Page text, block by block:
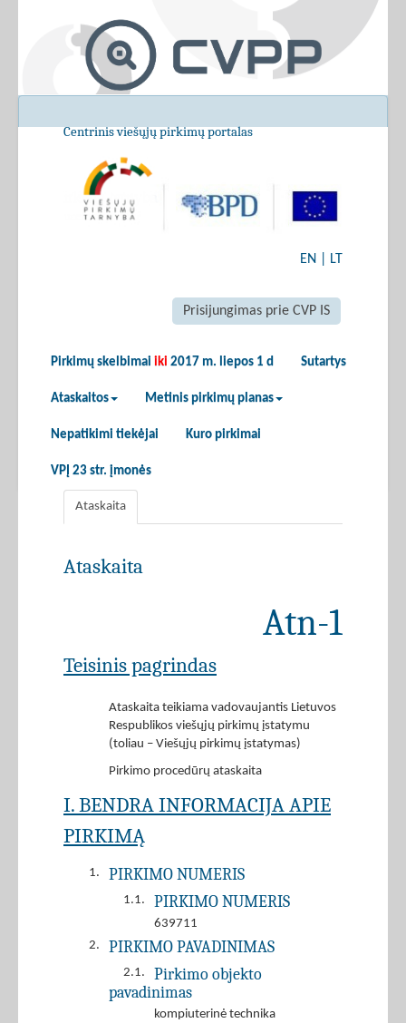
Centrinis viešųjų pirkimų portalas
EN LT
Prisijungimas prie CVP IS
Pirkimų skelbimai iki 2017 m. liepos 1 d Sutartys
Ataskaitos Metinis pirkimų planas
Nepatikimi tiekėjai Kuro pirkimai
VPĮ 23 str. įmonės
Ataskaita
Ataskaita
Atn-1
Teisinis pagrindas
Ataskaita teikiama vadovaujantis Lietuvos
Respublikos viešųjų pirkimų įstatymu
(toliau – Viešųjų pirkimų įstatymas)
Pirkimo procedūrų ataskaita
I. BENDRA INFORMACIJA APIE
PIRKIMĄ
1. PIRKIMO NUMERIS
1.1. PIRKIMO NUMERIS
639711
2.
PIRKIMO PAVADINIMAS
2.1.
Pirkimo objekto
pavadinimas
kompiuterinė technika